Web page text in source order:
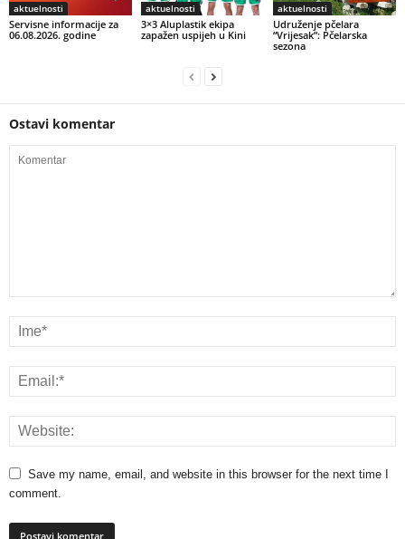
aktuelnosti
Servisne informacije za
06.08.2026. godine
aktuelnosti
3×3 Aluplastik ekipa
zapažen uspijeh u Kini
aktuelnosti
Udruženje pčelara
“Vrijesak”: Pčelarska
sezona
Ostavi komentar
Save my name, email, and website in this browser for the next time I
comment.